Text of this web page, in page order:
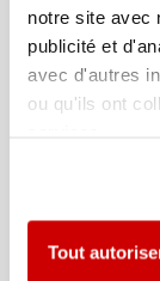
notre site avec
publicité et
avec d'autres
ou qu'ils ont
Tout
Voir la
Les
un